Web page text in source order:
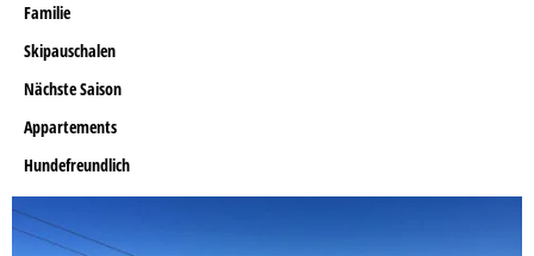
Familie
Skipauschalen
Nächste Saison
Appartements
Hundefreundlich